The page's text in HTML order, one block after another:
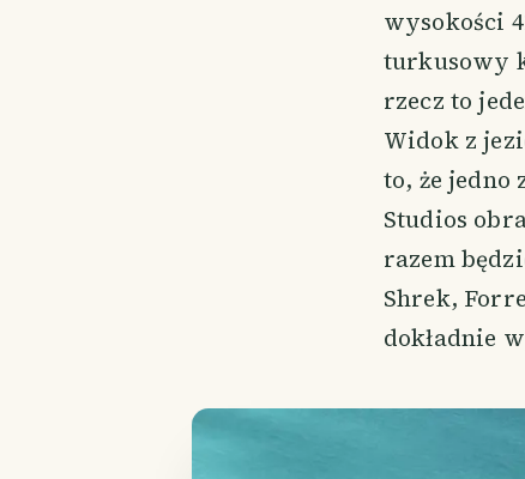
wysokości
turkusowy
rzecz to
Widok z
to, że
Studios
razem
Shrek,
dokładnie